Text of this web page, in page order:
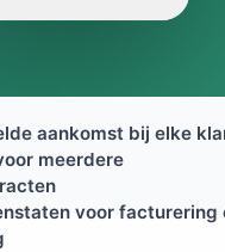
aankomst bij elke
meerdere
voor facturering